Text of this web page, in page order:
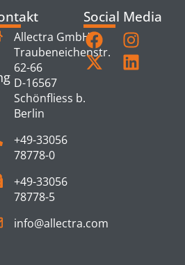
Allectra GmbH
Traubeneichenstr.
62-66
D-16567
Schönfliess b.
Berlin
+49-33056
78778-0
+49-33056
78778-5
info@allectra.com
Social Media